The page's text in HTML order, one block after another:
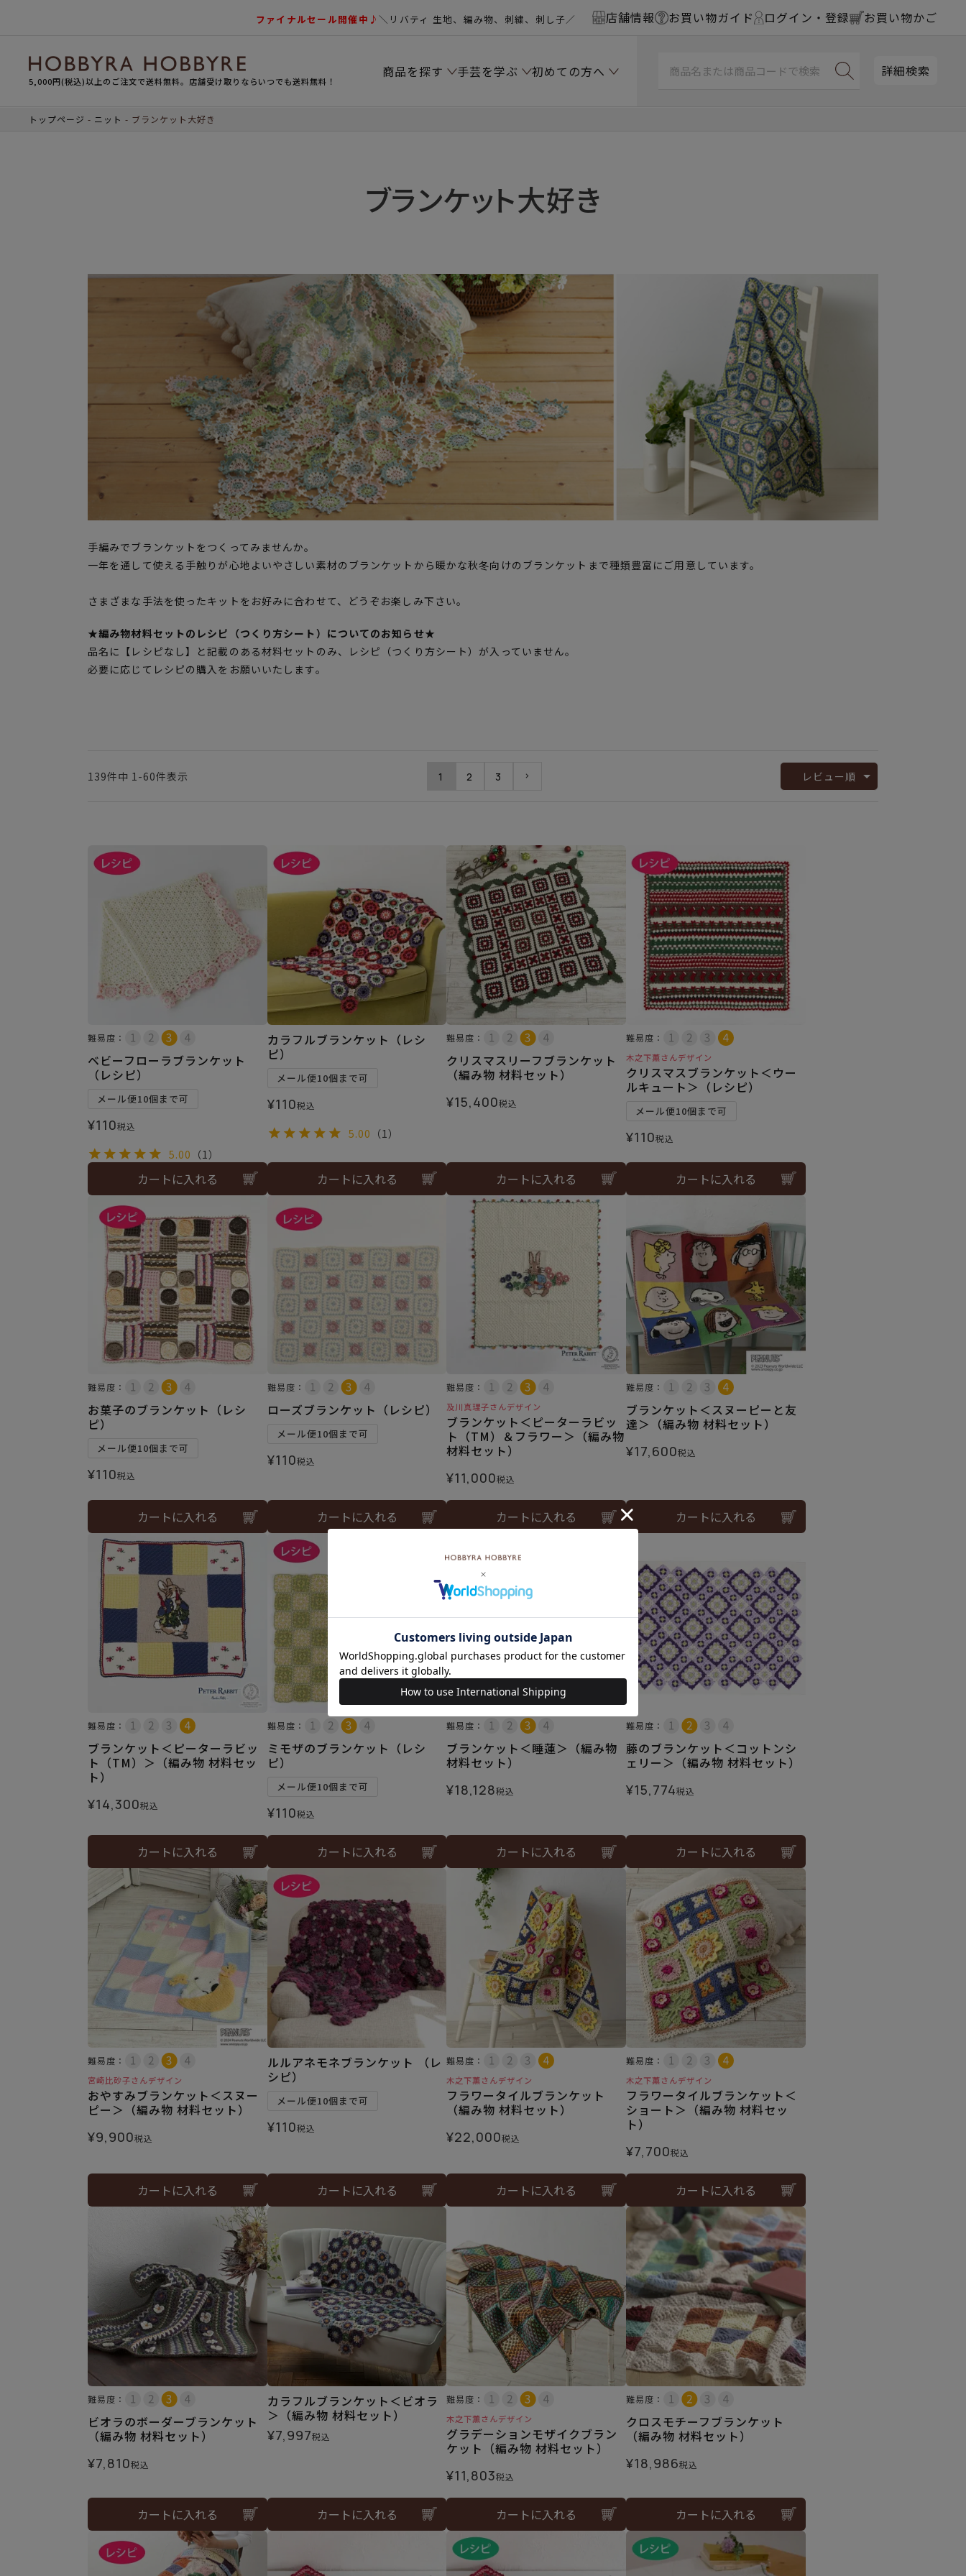
ファイナルセール開催中♪＼リバティ 生地、編み物、刺繍、刺し子／ 店舗情報 お買い物ガイド ログイン・登録 お買い物かご
5,000円(税込)以上のご注文で送料無料。店舗受け取りならいつでも送料無料！
商品を探す 手芸を学ぶ 初めての方へ 詳細検索
トップページ ニット ブランケット大好き
ブランケット大好き
手編みでブランケットをつくってみませんか。
一年を通して使える手触りが心地よいやさしい素材のブランケットから暖かな秋冬向けのブランケットまで種類豊富にご用意しています。
さまざまな手法を使ったキットをお好みに合わせて、どうぞお楽しみ下さい。
★編み物材料セットのレシピ（つくり方シート）についてのお知らせ★
品名に【レシピなし】と記載のある材料セットのみ、レシピ（つくり方シート）が入っていません。
必要に応じてレシピの購入をお願いいたします。
レビュー順
139件中 1 -60件表示 1 2 3
難易度：
ベビーフローラブランケット
（レシピ）
メール便10個まで可
¥110税込
5.00 （1）
カートに入れる
カラフルブランケット（レシ
ピ）
メール便10個まで可
¥110税込
5.00 （1）
カートに入れる
難易度：
クリスマスリーフブランケット
（編み物 材料セット）
¥15,400税込
カートに入れる
難易度：
木之下薫さんデザイン
クリスマスブランケット＜ウー
ルキュート＞（レシピ）
メール便10個まで可
¥110税込
カートに入れる
難易度：
お菓子のブランケット（レシ
ピ）
メール便10個まで可
¥110税込
カートに入れる
難易度：
ローズブランケット（レシピ）
メール便10個まで可
¥110税込
カートに入れる
難易度：
及川真理子さんデザイン
ブランケット＜ピーターラビッ
ト（TM）＆フラワー＞（編み物
材料セット）
¥11,000税込
カートに入れる
難易度：
ブランケット＜スヌーピーと友
達＞（編み物 材料セット）
¥17,600税込
カートに入れる
難易度：
ブランケット＜ピーターラビッ
ト（TM）＞（編み物 材料セッ
ト）
¥14,300税込
カートに入れる
難易度：
ミモザのブランケット（レシ
ピ）
メール便10個まで可
¥110税込
カートに入れる
難易度：
ブランケット＜睡蓮＞（編み物
材料セット）
¥18,128税込
カートに入れる
難易度：
藤のブランケット＜コットンシ
ェリー＞（編み物 材料セット）
¥15,774税込
カートに入れる
難易度：
宮崎比砂子さんデザイン
おやすみブランケット＜スヌー
ピー＞（編み物 材料セット）
¥9,900税込
カートに入れる
ルルアネモネブランケット （レ
シピ）
メール便10個まで可
¥110税込
カートに入れる
難易度：
木之下薫さんデザイン
フラワータイルブランケット
（編み物 材料セット）
¥22,000税込
カートに入れる
難易度：
木之下薫さんデザイン
フラワータイルブランケット＜
ショート＞（編み物 材料セッ
ト）
¥7,700税込
カートに入れる
難易度：
ビオラのボーダーブランケット
（編み物 材料セット）
¥7,810税込
カートに入れる
カラフルブランケット＜ビオラ
＞（編み物 材料セット）
¥7,997税込
カートに入れる
難易度：
木之下薫さんデザイン
グラデーションモザイクブラン
ケット（編み物 材料セット）
¥11,803税込
カートに入れる
難易度：
クロスモチーフブランケット
（編み物 材料セット）
¥18,986税込
カートに入れる